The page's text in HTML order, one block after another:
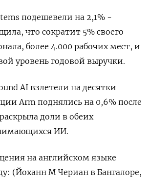
подешевели на 2,1% -
что сократит 5% своего
более 4.000 рабочих мест, и
уровень годовой выручки.
AI взлетели на десятки
Arm поднялись на 0,6% после
доли в обеих
ИИ.
на английском языке
(Йоханн М Чериан в Бангалоре,